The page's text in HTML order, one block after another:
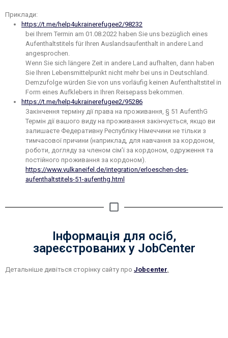
Приклади:
https://t.me/help4ukrainerefugee2/98232
bei Ihrem Termin am 01.08.2022 haben Sie uns bezüglich eines
Aufenthaltstitels für Ihren Auslandsaufenthalt in andere Land
angesprochen.
Wenn Sie sich längere Zeit in andere Land aufhalten, dann haben
Sie Ihren Lebensmittelpunkt nicht mehr bei uns in Deutschland.
Demzufolge würden Sie von uns vorläufig keinen Aufenthaltstitel in
Form eines Aufklebers in Ihren Reisepass bekommen.
https://t.me/help4ukrainerefugee2/95286
Закінчення терміну дії права на проживання, § 51 AufenthG
Термін дії вашого виду на проживання закінчується, якщо ви
залишаєте Федеративну Республіку Німеччини не тільки з
тимчасової причини (наприклад, для навчання за кордоном,
роботи, догляду за членом сім’ї за кордоном, одруження та
постійного проживання за кордоном).
https://www.vulkaneifel.de/integration/erloeschen-des-
aufenthaltstitels-51-aufenthg.html
Інформація для осіб,
зареєстрованих у JobCenter
Детальнiше дивіться сторінку сайту про Jobcenter.